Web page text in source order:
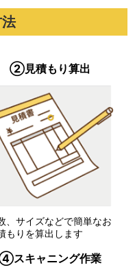
②見積もり算出
、サイズなどで簡単なお
もりを算出します
スキャニング作業